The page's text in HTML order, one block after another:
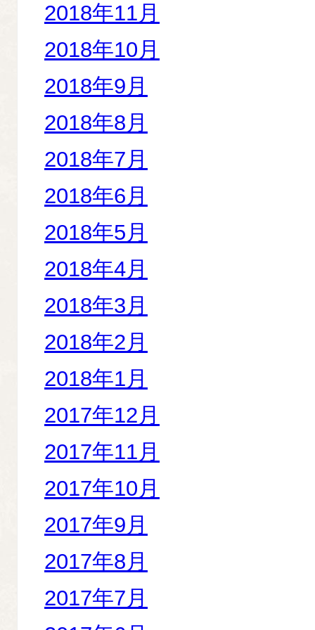
2018年11月
2018年10月
2018年9月
2018年8月
2018年7月
2018年6月
2018年5月
2018年4月
2018年3月
2018年2月
2018年1月
2017年12月
2017年11月
2017年10月
2017年9月
2017年8月
2017年7月